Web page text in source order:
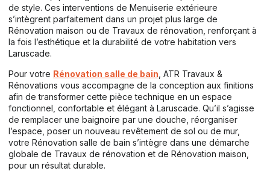
de style. Ces interventions de Menuiserie extérieure
s’intègrent parfaitement dans un projet plus large de
Rénovation maison ou de Travaux de rénovation, renforçant à
la fois l’esthétique et la durabilité de votre habitation vers
Laruscade.
Pour votre Rénovation salle de bain , ATR Travaux &
Rénovations vous accompagne de la conception aux finitions
afin de transformer cette pièce technique en un espace
fonctionnel, confortable et élégant à Laruscade. Qu’il s’agisse
de remplacer une baignoire par une douche, réorganiser
l’espace, poser un nouveau revêtement de sol ou de mur,
votre Rénovation salle de bain s’intègre dans une démarche
globale de Travaux de rénovation et de Rénovation maison,
pour un résultat durable.